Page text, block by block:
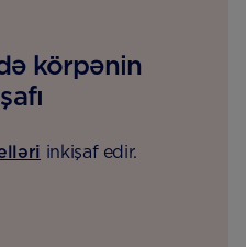
körpənin
inkişaf edir.